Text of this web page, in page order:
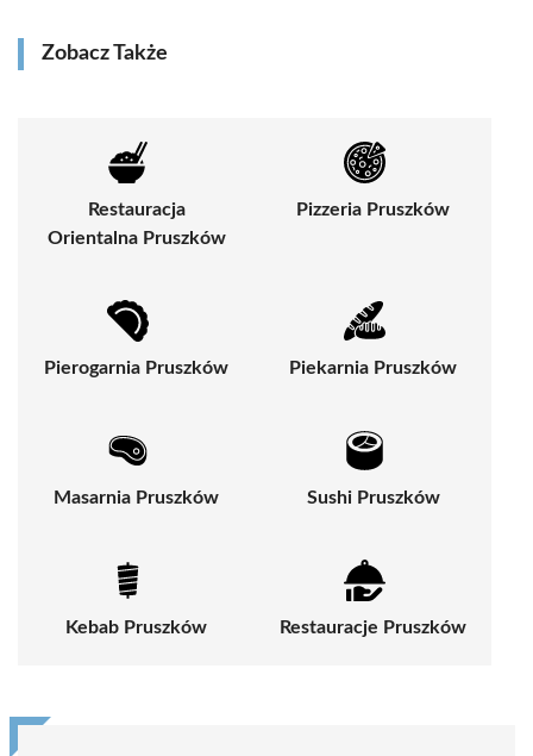
Zobacz Także
Restauracja
Orientalna Pruszków
Pizzeria Pruszków
Pierogarnia Pruszków Piekarnia Pruszków
Masarnia Pruszków Sushi Pruszków
Kebab Pruszków Restauracje Pruszków